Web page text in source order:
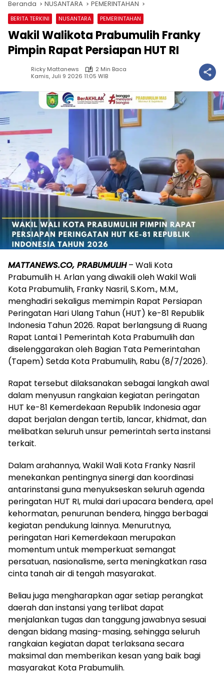
Beranda NUSANTARA PEMERINTAHAN
BERITA TERKINI NUSANTARA PEMERINTAHAN
Wakil Walikota Prabumulih Franky
Pimpin Rapat Persiapan HUT RI
Ricky Mattanews
2 Min Baca
Kamis, Juli 9 2026 11:05 WIB
MATTANEWS.CO, PRABUMULIH– Wali Kota
Prabumulih H. Arlan yang diwakili oleh Wakil Wali
Kota Prabumulih, Franky Nasril, S.Kom., M.M.,
menghadiri sekaligus memimpin Rapat Persiapan
Peringatan Hari Ulang Tahun (HUT) ke-81 Republik
Indonesia Tahun 2026. Rapat berlangsung di Ruang
Rapat Lantai 1 Pemerintah Kota Prabumulih dan
diselenggarakan oleh Bagian Tata Pemerintahan
(Tapem) Setda Kota Prabumulih, Rabu (8/7/2026).
Rapat tersebut dilaksanakan sebagai langkah awal
dalam menyusun rangkaian kegiatan peringatan
HUT ke-81 Kemerdekaan Republik Indonesia agar
dapat berjalan dengan tertib, lancar, khidmat, dan
melibatkan seluruh unsur pemerintah serta instansi
terkait.
Dalam arahannya, Wakil Wali Kota Franky Nasril
menekankan pentingnya sinergi dan koordinasi
antarinstansi guna menyukseskan seluruh agenda
peringatan HUT RI, mulai dari upacara bendera, apel
kehormatan, penurunan bendera, hingga berbagai
kegiatan pendukung lainnya. Menurutnya,
peringatan Hari Kemerdekaan merupakan
momentum untuk memperkuat semangat
persatuan, nasionalisme, serta meningkatkan rasa
cinta tanah air di tengah masyarakat.
Beliau juga mengharapkan agar setiap perangkat
daerah dan instansi yang terlibat dapat
menjalankan tugas dan tanggung jawabnya sesuai
dengan bidang masing-masing, sehingga seluruh
rangkaian kegiatan dapat terlaksana secara
maksimal dan memberikan kesan yang baik bagi
masyarakat Kota Prabumulih.